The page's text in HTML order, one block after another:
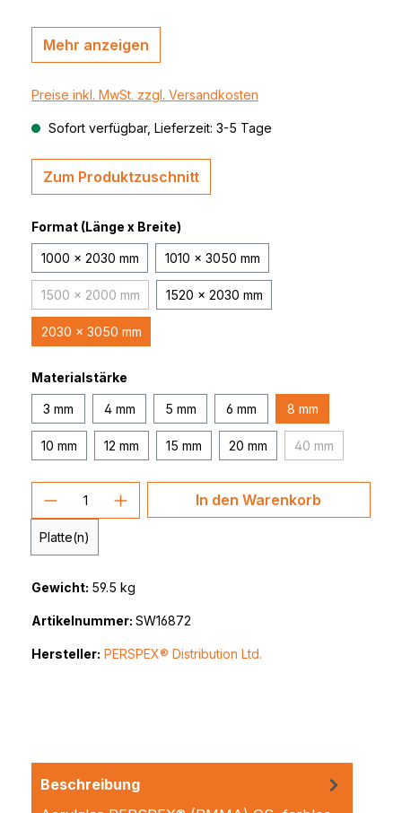
Mehr anzeigen
Preise inkl. MwSt. zzgl. Versandkosten
Sofort verfügbar, Lieferzeit: 3-5 Tage
Zum Produktzuschnitt
Format (Länge x Breite)
1000 x 2030 mm 1010 x 3050 mm
1500 x 2000 mm(Diese Option ist zurzeit nicht verfügbar.)
1520 x 2030 mm
2030 x 3050 mm
Materialstärke
3 mm 4 mm 5 mm 6 mm 8 mm
10 mm 12 mm 15 mm 20 mm 40 mm(Diese Option
Produkt Anzahl: Gib den
Platte(n)
In den Warenkorb
Gewicht: 59.5 kg
Artikelnummer: SW16872
Hersteller: PERSPEX® Distribution Ltd.
Beschreibung